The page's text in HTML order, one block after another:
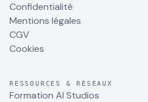
Confidentialité
Mentions légales
CGV
Cookies
RESSOURCES & RÉSEAUX
Formation AI Studios